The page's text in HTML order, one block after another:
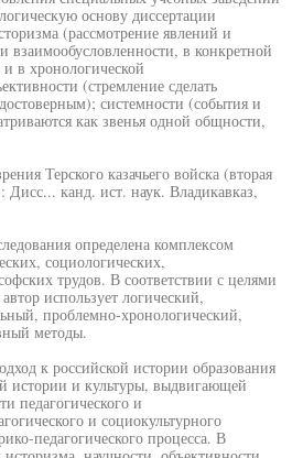
основу диссертации
(рассмотрение явлений и
взаимообусловленности, в конкретной
в хронологической
(стремление сделать
системности (события и
как звенья одной общности,
Терского казачьего войска (вторая
канд. ист. наук. Владикавказ,
определена комплексом
социологических,
трудов. В соответствии с целями
использует логический,
проблемно-хронологический,
методы.
к российской истории образования
истории и культуры, выдвигающей
педагогического и
и социокультурного
педагогического процесса. В